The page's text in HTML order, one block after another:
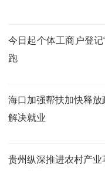
今日起个体工商户登记
跑
海口加强帮扶加快释
解决就业
贵州纵深推进农村产